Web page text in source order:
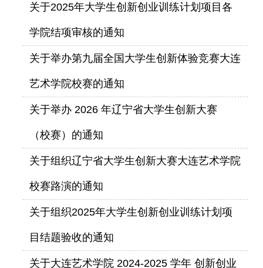
关于2025年大学生创新创业训练计划项目各
学院结项审核的通知
关于举办第九届全国大学生创新体验竞赛大连
艺术学院校赛的通知
关于举办 2026 年辽宁省大学生创新大赛
（校赛）的通知
关于组织辽宁省大学生创新大赛大连艺术学院
校赛路演的通知
关于组织2025年大学生创新创业训练计划项
目结题验收的通知
关于大连艺术学院 2024-2025 学年 创新创业